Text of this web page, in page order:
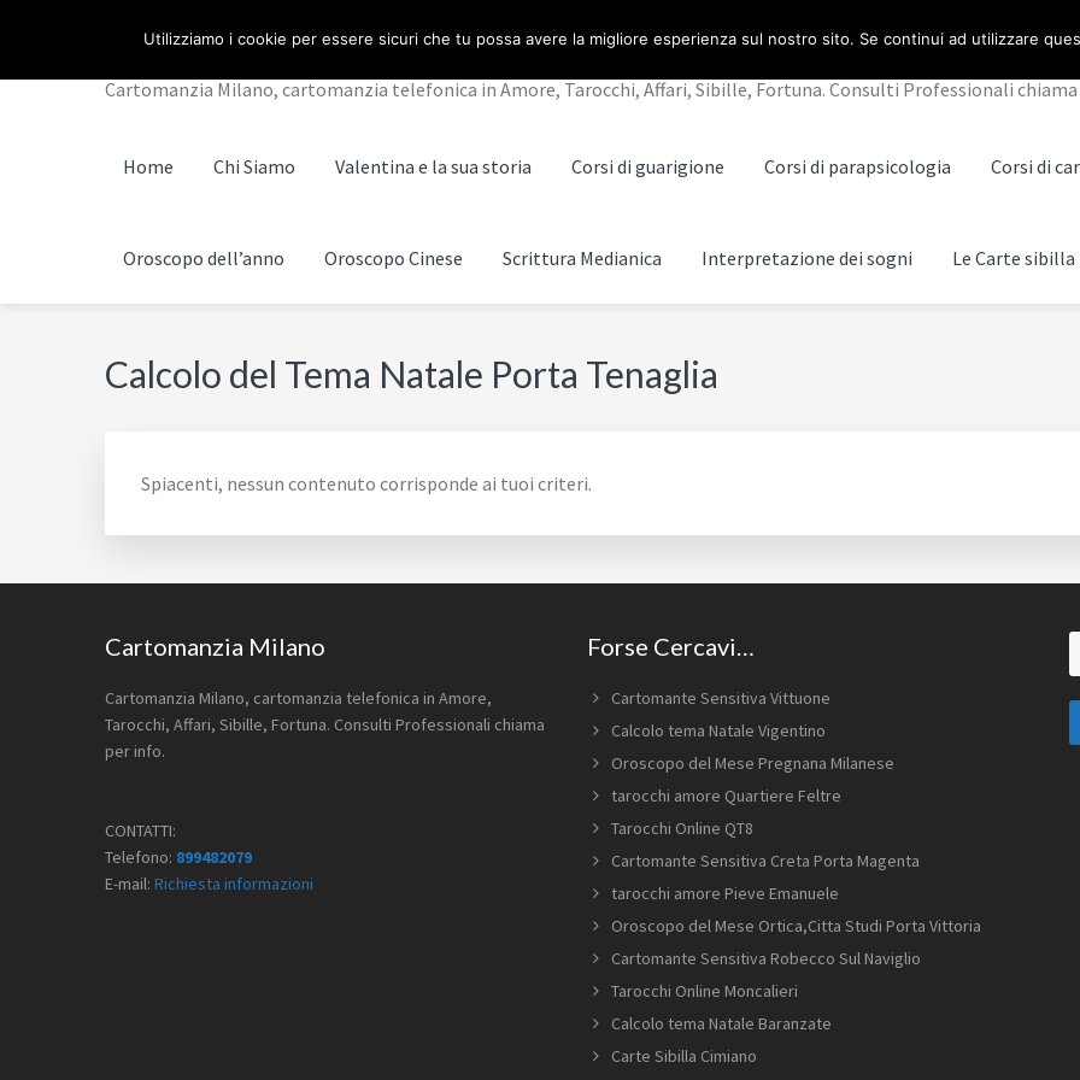
navigazione
contenuto
piè
footer
CARTOMANZIA MILANO
Cartomanzia Milano, cartomanzia telefonica in Amore, Tarocchi, Affari, Sibille, Fortuna. Consulti Professionali
Home Chi Siamo Valentina e la sua storia Corsi di guarigione Corsi di parapsicologia Corsi di
Oroscopo dell’anno Oroscopo Cinese Scrittura Medianica Interpretazione dei sogni Le Carte sibilla
Calcolo del Tema Natale Porta Tenaglia
Spiacenti, nessun contenuto corrisponde ai tuoi criteri.
FooterCartomanzia Milano
Cartomanzia Milano, cartomanzia telefonica in Amore,
Tarocchi, Affari, Sibille, Fortuna. Consulti Professionali chiama
per info.
CONTATTI:
Telefono: 899482079
E-mail: Richiesta informazioni
Forse Cercavi…
Cartomante Sensitiva Vittuone
Calcolo tema Natale Vigentino
Oroscopo del Mese Pregnana Milanese
tarocchi amore Quartiere Feltre
Tarocchi Online QT8
Cartomante Sensitiva Creta Porta Magenta
tarocchi amore Pieve Emanuele
Oroscopo del Mese Ortica​,Citta Studi​ Porta Vittoria
Cartomante Sensitiva Robecco Sul Naviglio
Tarocchi Online Moncalieri
Calcolo tema Natale Baranzate
Carte Sibilla Cimiano
in
Utilizziamo i cookie per essere sicuri che tu possa avere la migliore esperienza sul nostro sito. Se continui ad utilizzare